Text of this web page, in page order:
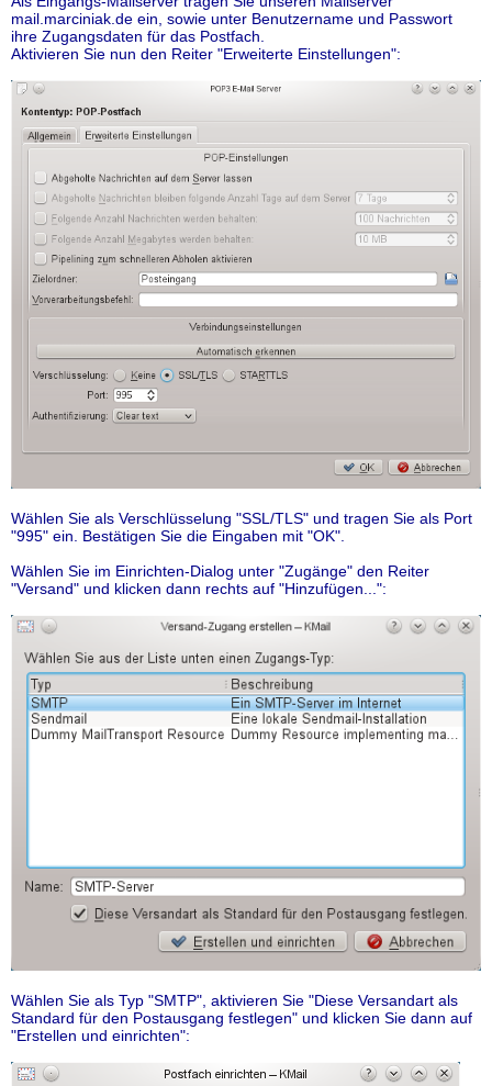
mail.marciniak.de ein, sowie unter Benutzername und Passwort
ihre Zugangsdaten für das Postfach.
Aktivieren Sie nun den Reiter "Erweiterte Einstellungen":
Wählen Sie als Verschlüsselung "SSL/TLS" und tragen Sie als Port
"995" ein. Bestätigen Sie die Eingaben mit "OK".
Wählen Sie im Einrichten-Dialog unter "Zugänge" den Reiter
"Versand" und klicken dann rechts auf "Hinzufügen...":
Wählen Sie als Typ "SMTP", aktivieren Sie "Diese Versandart als
Standard für den Postausgang festlegen" und klicken Sie dann auf
"Erstellen und einrichten":